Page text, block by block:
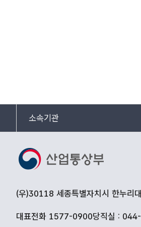
소속기관
(우)30118 세종특별자치시 한누리
대표전화 1577-0900당직실 :